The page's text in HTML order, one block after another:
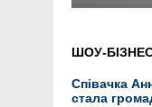
ШОУ-
Співачка
стала